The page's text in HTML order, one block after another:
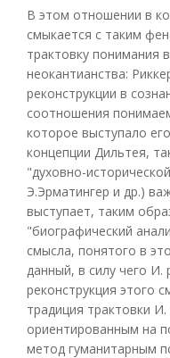
В этом отношении в
смыкается с таким
трактовку понимания
неокантианства:
реконструкции в
соотношения
которое выступало
концепции Дильтея,
"духовно-
Э.Эрматингер и др.)
выступает, таким
"биографический
смысла, понятого в
данный, в силу чего И.
реконструкция этого
традиция трактовки
ориентированным на
метод гуманитарным